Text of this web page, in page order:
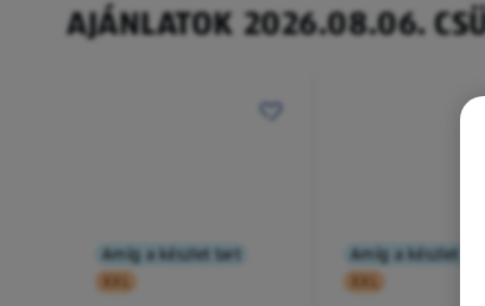
AJÁNLATOK 2026.08.06.
Amíg a készlet tart
XXL
Amíg a készlet tart
XXL